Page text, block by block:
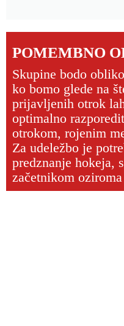
POMEMBNO
Skupine bodo
ko bomo glede na
prijavljenih otrok
optimalno
otrokom, rojenim
Za udeležbo je
predznanje hokeja,
začetnikom